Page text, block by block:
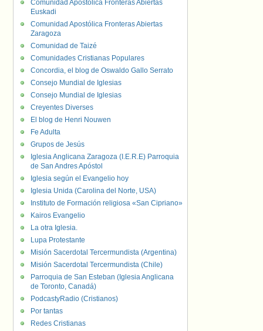
Comunidad Apostólica Fronteras Abiertas
Euskadi
Comunidad Apostólica Fronteras Abiertas
Zaragoza
Comunidad de Taizé
Comunidades Cristianas Populares
Concordia, el blog de Oswaldo Gallo Serrato
Consejo Mundial de Iglesias
Consejo Mundial de Iglesias
Creyentes Diverses
El blog de Henri Nouwen
Fe Adulta
Grupos de Jesús
Iglesia Anglicana Zaragoza (I.E.R.E) Parroquia
de San Andres Apóstol
Iglesia según el Evangelio hoy
Iglesia Unida (Carolina del Norte, USA)
Instituto de Formación religiosa «San Cipriano»
Kairos Evangelio
La otra Iglesia.
Lupa Protestante
Misión Sacerdotal Tercermundista (Argentina)
Misión Sacerdotal Tercermundista (Chile)
Parroquia de San Esteban (Iglesia Anglicana
de Toronto, Canadá)
PodcastyRadio (Cristianos)
Por tantas
Redes Cristianas